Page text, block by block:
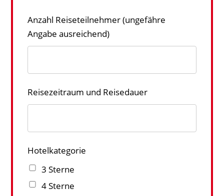
Anzahl Reiseteilnehmer (ungefähre
Angabe ausreichend)
Reisezeitraum und Reisedauer
Hotelkategorie
3 Sterne
4 Sterne